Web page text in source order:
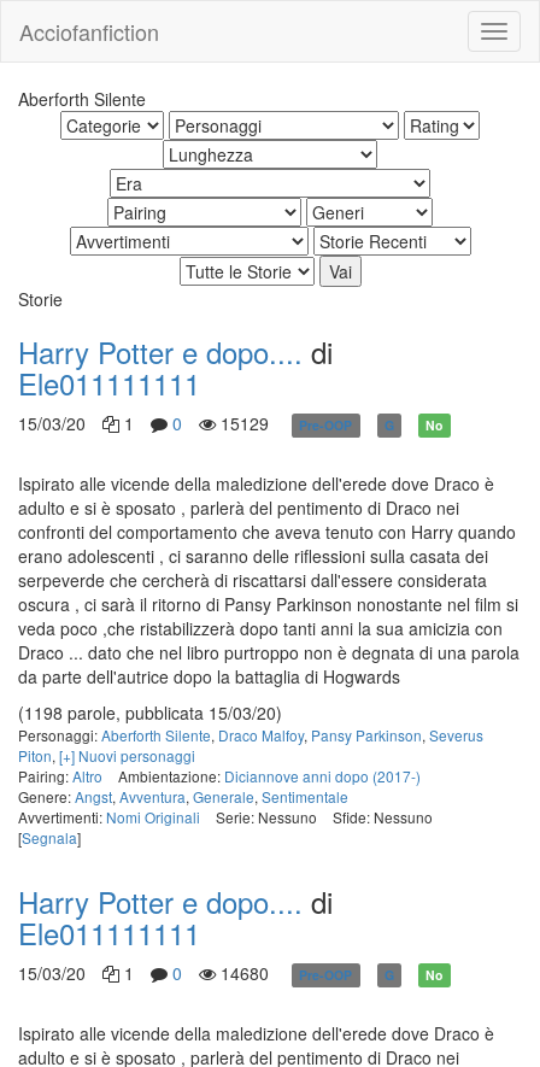
Acciofanfiction
Aberforth Silente
Storie
Harry Potter e dopo.... di
Ele011111111
15/03/20 1 0 15129 Pre-OOP G No
Ispirato alle vicende della maledizione dell'erede dove Draco è
adulto e si è sposato , parlerà del pentimento di Draco nei
confronti del comportamento che aveva tenuto con Harry quando
erano adolescenti , ci saranno delle riflessioni sulla casata dei
serpeverde che cercherà di riscattarsi dall'essere considerata
oscura , ci sarà il ritorno di Pansy Parkinson nonostante nel film si
veda poco ,che ristabilizzerà dopo tanti anni la sua amicizia con
Draco ... dato che nel libro purtroppo non è degnata di una parola
da parte dell'autrice dopo la battaglia di Hogwards
(1198 parole, pubblicata 15/03/20)
Personaggi:Aberforth Silente, Draco Malfoy, Pansy Parkinson, Severus
Piton, [+] Nuovi personaggi
Pairing:Altro Ambientazione: Diciannove anni dopo (2017-)
Genere:Angst, Avventura, Generale, Sentimentale
Avvertimenti: Nomi Originali Serie: Nessuno
Sfide: Nessuno
[Segnala]
Harry Potter e dopo.... di
Ele011111111
15/03/20 1 0 14680 Pre-OOP G No
Ispirato alle vicende della maledizione dell'erede dove Draco è
adulto e si è sposato , parlerà del pentimento di Draco nei